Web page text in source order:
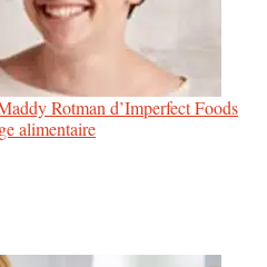
Rotman d’Imperfect Foods
alimentaire